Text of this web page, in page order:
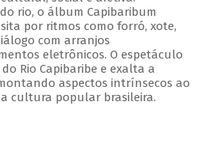
rio, o álbum Capibaribum
por ritmos como forró, xote,
com arranjos
eletrônicos. O espetáculo
Rio Capibaribe e exalta a
aspectos intrínsecos ao
cultura popular brasileira.